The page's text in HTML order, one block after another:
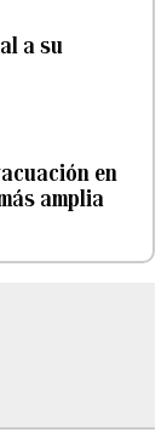
a su
en
amplia